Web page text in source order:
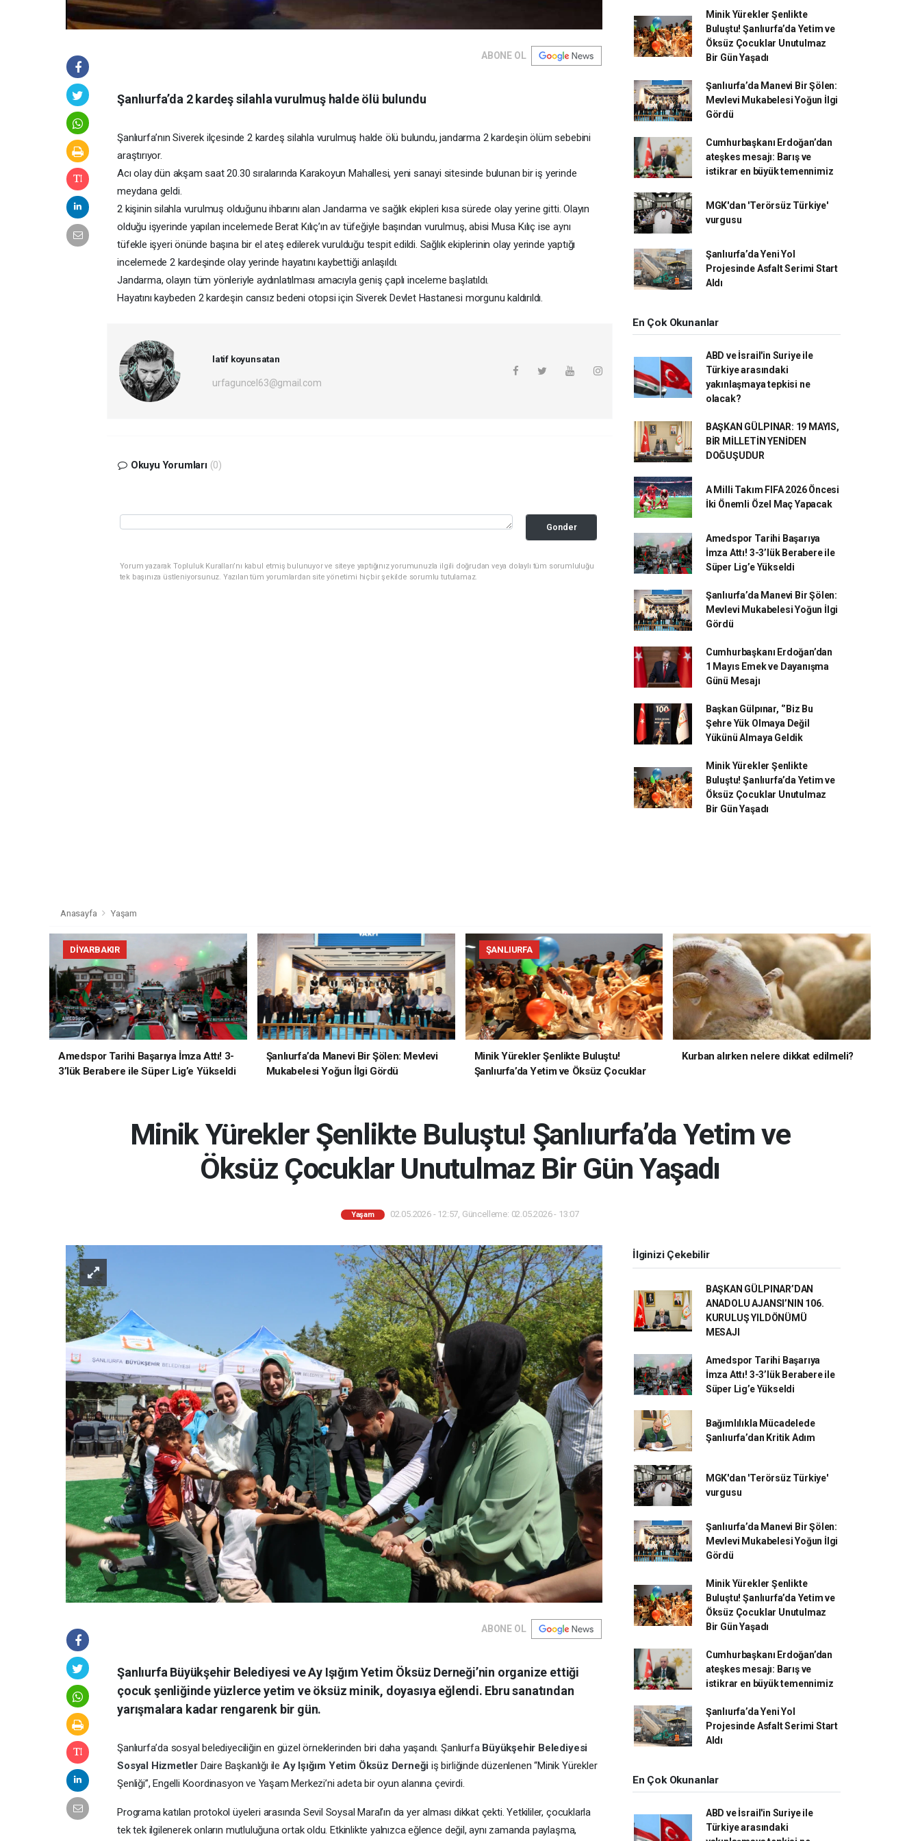
ABONE OL
Şanlıurfa’da 2 kardeş silahla vurulmuş halde ölü bulundu
Şanlıurfa’nın Siverek ilçesinde 2 kardeş silahla vurulmuş halde ölü bulundu, jandarma 2 kardeşin ölüm sebebini
araştırıyor.
Acı olay dün akşam saat 20.30 sıralarında Karakoyun Mahallesi, yeni sanayi sitesinde bulunan bir iş yerinde
meydana geldi.
2 kişinin silahla vurulmuş olduğunu ihbarını alan Jandarma ve sağlık ekipleri kısa sürede olay yerine gitti. Olayın
olduğu işyerinde yapılan incelemede Berat Kılıç’ın av tüfeğiyle başından vurulmuş, abisi Musa Kılıç ise aynı
tüfekle işyeri önünde başına bir el ateş edilerek vurulduğu tespit edildi. Sağlık ekiplerinin olay yerinde yaptığı
incelemede 2 kardeşinde olay yerinde hayatını kaybettiği anlaşıldı.
Jandarma, olayın tüm yönleriyle aydınlatılması amacıyla geniş çaplı inceleme başlatıldı.
Hayatını kaybeden 2 kardeşin cansız bedeni otopsi için Siverek Devlet Hastanesi morgunu kaldırıldı.
latif koyunsatan
urfaguncel63@gmail.com
Okuyu Yorumları (0)
Gonder
Yorum yazarak Topluluk Kuralları’nı kabul etmiş bulunuyor ve siteye yaptığınız yorumunuzla ilgili doğrudan veya dolaylı tüm sorumluluğu
tek başınıza üstleniyorsunuz. Yazılan tüm yorumlardan site yönetimi hiçbir şekilde sorumlu tutulamaz.
Minik Yürekler Şenlikte
Buluştu! Şanlıurfa’da Yetim ve
Öksüz Çocuklar Unutulmaz
Bir Gün Yaşadı
Şanlıurfa’da Manevi Bir Şölen:
Mevlevi Mukabelesi Yoğun İlgi
Gördü
Cumhurbaşkanı Erdoğan’dan
ateşkes mesajı: Barış ve
istikrar en büyük temennimiz
MGK'dan 'Terörsüz Türkiye'
vurgusu
Şanlıurfa’da Yeni Yol
Projesinde Asfalt Serimi Start
Aldı
En Çok Okunanlar
ABD ve İsrail'in Suriye ile
Türkiye arasındaki
yakınlaşmaya tepkisi ne
olacak?
BAŞKAN GÜLPINAR: 19 MAYIS,
BİR MİLLETİN YENİDEN
DOĞUŞUDUR
A Milli Takım FIFA 2026 Öncesi
İki Önemli Özel Maç Yapacak
Amedspor Tarihi Başarıya
İmza Attı! 3-3’lük Berabere ile
Süper Lig’e Yükseldi
Şanlıurfa’da Manevi Bir Şölen:
Mevlevi Mukabelesi Yoğun İlgi
Gördü
Cumhurbaşkanı Erdoğan’dan
1 Mayıs Emek ve Dayanışma
Günü Mesajı
Başkan Gülpınar, ‘’Biz Bu
Şehre Yük Olmaya Değil
Yükünü Almaya Geldik
Minik Yürekler Şenlikte
Buluştu! Şanlıurfa’da Yetim ve
Öksüz Çocuklar Unutulmaz
Bir Gün Yaşadı
Anasayfa Yaşam
DIYARBAKIR
Amedspor Tarihi Başarıya İmza Attı! 3-
3’lük Berabere ile Süper Lig’e Yükseldi
Şanlıurfa’da Manevi Bir Şölen: Mevlevi
Mukabelesi Yoğun İlgi Gördü
ŞANLIURFA
Minik Yürekler Şenlikte Buluştu!
Şanlıurfa’da Yetim ve Öksüz Çocuklar
Kurban alırken nelere dikkat edilmeli?
Minik Yürekler Şenlikte Buluştu! Şanlıurfa’da Yetim ve
Öksüz Çocuklar Unutulmaz Bir Gün Yaşadı
Yaşam 02.05.2026 - 12:57, Güncelleme: 02.05.2026 - 13:07
ABONE OL
Şanlıurfa Büyükşehir Belediyesi ve Ay Işığım Yetim Öksüz Derneği’nin organize ettiği
çocuk şenliğinde yüzlerce yetim ve öksüz minik, doyasıya eğlendi. Ebru sanatından
yarışmalara kadar rengarenk bir gün.
Şanlıurfa’da sosyal belediyeciliğin en güzel örneklerinden biri daha yaşandı. Şanlıurfa Büyükşehir Belediyesi
Sosyal Hizmetler Daire Başkanlığı ile Ay Işığım Yetim Öksüz Derneğiiş birliğinde düzenlenen “Minik Yürekler
Şenliği”, Engelli Koordinasyon ve Yaşam Merkezi’ni adeta bir oyun alanına çevirdi.
Programa katılan protokol üyeleri arasında Sevil Soysal Maral’ın da yer alması dikkat çekti. Yetkililer, çocuklarla
tek tek ilgilenerek onların mutluluğuna ortak oldu. Etkinlikte yalnızca eğlence değil, aynı zamanda paylaşma,
İlginizi Çekebilir
BAŞKAN GÜLPINAR’DAN
ANADOLU AJANSI’NIN 106.
KURULUŞ YILDÖNÜMÜ
MESAJI
Amedspor Tarihi Başarıya
İmza Attı! 3-3’lük Berabere ile
Süper Lig’e Yükseldi
Bağımlılıkla Mücadelede
Şanlıurfa’dan Kritik Adım
MGK'dan 'Terörsüz Türkiye'
vurgusu
Şanlıurfa’da Manevi Bir Şölen:
Mevlevi Mukabelesi Yoğun İlgi
Gördü
Minik Yürekler Şenlikte
Buluştu! Şanlıurfa’da Yetim ve
Öksüz Çocuklar Unutulmaz
Bir Gün Yaşadı
Cumhurbaşkanı Erdoğan’dan
ateşkes mesajı: Barış ve
istikrar en büyük temennimiz
Şanlıurfa’da Yeni Yol
Projesinde Asfalt Serimi Start
Aldı
En Çok Okunanlar
ABD ve İsrail'in Suriye ile
Türkiye arasındaki